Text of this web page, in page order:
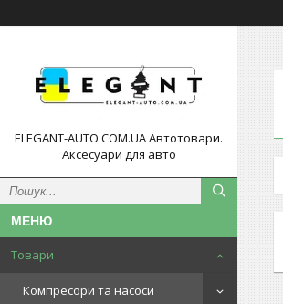
ELEGANT-AUTO.COM.UA Автотовари.
Аксесуари для авто
Товари
Компресори та насоси